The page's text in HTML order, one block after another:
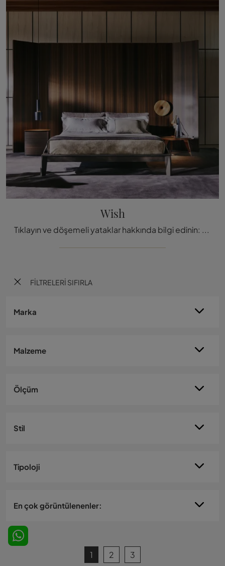
FILTRELERI SIFIRLA
Marka
Malzeme
Ölçüm
Stil
Tipoloji
En çok görüntülenenler:
Wish
Tıklayın ve döşemeli yataklar hakkında bilgi edinin: modern çift kişilik modeller arıyorsanız, Wish Molteni & C model
1 2 3